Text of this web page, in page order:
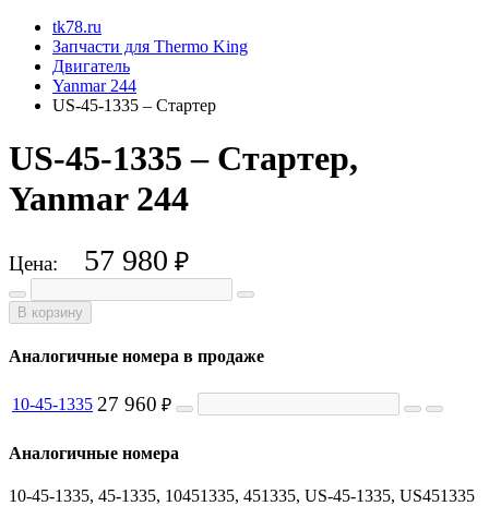
tk78.ru
Запчасти для Thermo King
Двигатель
Yanmar 244
US-45-1335 – Стартер
US-45-1335 – Стартер,
Yanmar 244
Цена: 57 980 ₽
В корзину
Аналогичные номера в продаже
10-45-1335 27 960 ₽
Аналогичные номера
10-45-1335, 45-1335, 10451335, 451335, US-45-1335, US451335